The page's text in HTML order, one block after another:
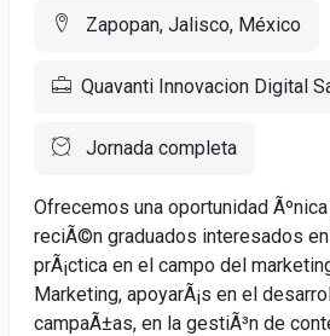
Zapopan, Jalisco, México
Quavanti Innovacion Digital
Jornada completa
Ofrecemos una oportunidad
reciÃ©n graduados interesados
prÃ¡ctica en el campo del
Marketing, apoyarÃ¡s en el
campaÃ±as, en la gestiÃ³n de